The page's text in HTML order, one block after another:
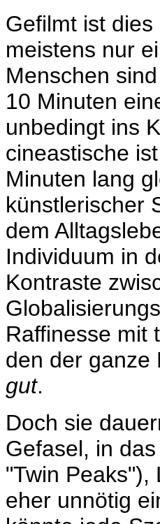
Gefilmt ist
meistens nur
Menschen
10 Minuten
unbedingt ins
cineastische
Minuten lang
künstlerischer
dem
Individuum in
Kontraste
Raffinesse mit
den der ganze
gut.
Doch sie
Gefasel, in
"Twin Peaks"),
eher unnötig